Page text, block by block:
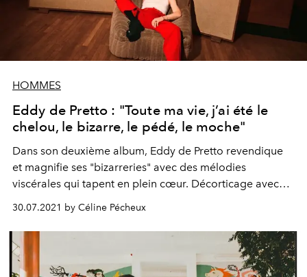
HOMMES
Eddy de Pretto : "Toute ma vie, j’ai été le
chelou, le bizarre, le pédé, le moche"
Dans son deuxième album, Eddy de Pretto revendique
et magnifie ses "bizarreries" avec des mélodies
viscérales qui tapent en plein cœur. Décorticage avec
30.07.2021 by Céline Pécheux